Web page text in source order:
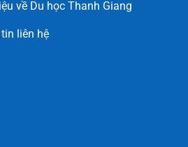
về Du học Thanh Giang
liên hệ